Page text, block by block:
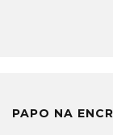
PAPO NA